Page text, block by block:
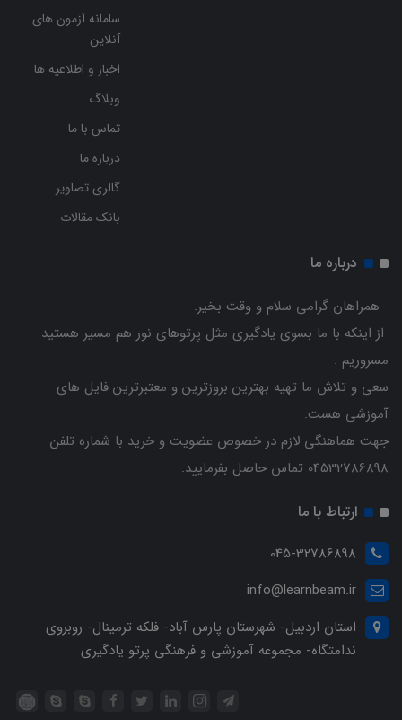
سامانه آزمون های
آنلاین
اخبار و اطلاعیه ها
وبلاگ
تماس با ما
درباره ما
گالری تصاویر
بانک مقالات
درباره ما
همراهان گرامی سلام و وقت بخیر.
از اینکه با ما بسوی یادگیری مثل پرتوهای نور هم مسیر هستید
مسروریم .
سعی و تلاش ما تهیه بهترین بروزترین و معتبرترین فایل های
آموزشی هست.
جهت هماهنگی لازم در خصوص عضویت و خرید با شماره تلفن
04532786898 تماس حاصل بفرمایید.
ارتباط با ما
045-32786898
info@learnbeam.ir
استان اردبیل- شهرستان پارس آباد- فلکه ترمینال- روبروی
ندامتگاه- مجموعه آموزشی و فرهنگی پرتو یادگیری